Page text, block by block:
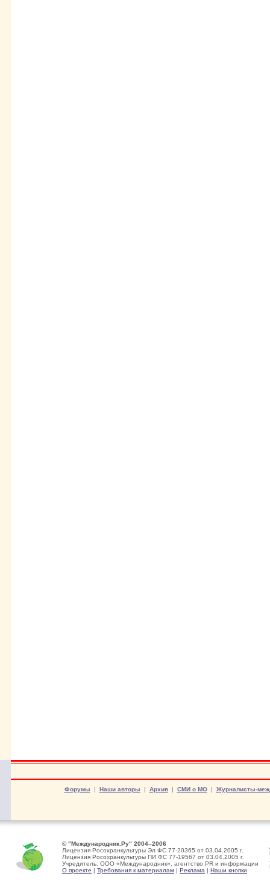
Форумы | Наши авторы | Архив| СМИ о МО| Журналисты-
© "Международник.Ру" 2004–2006
Лицензия Росохранкультуры Эл ФС 77-20365 от 03.04.2005 г.
Лицензия Росохранкультуры ПИ ФС 77-19567 от 03.04.2005 г.
Учредитель: ООО «Международник», агентство PR и информации
О проекте | Требования к материалам | Реклама | Наши кнопки